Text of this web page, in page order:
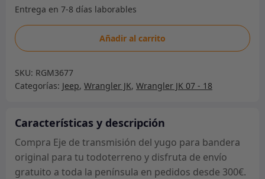
Eje
de
del
yugo
bandera
cantidad
Añadir al carrito
SKU: RGM3677
Categorías: Jeep, Wrangler JK, Wrangler JK 07 - 18
Características y descripción
Compra Eje de transmisión del yugo para bandera
original para tu todoterreno y disfruta de envío
gratuito a toda la península en pedidos desde 300€.